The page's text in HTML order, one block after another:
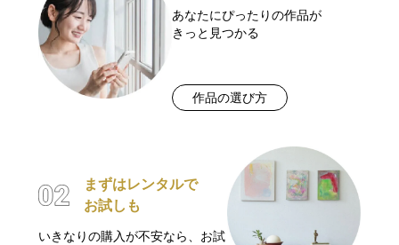
あなたにぴったりの作品が
きっと見つかる
作品の選び方
まずはレンタルで
お試しも
いきなりの購入が不安なら、お試